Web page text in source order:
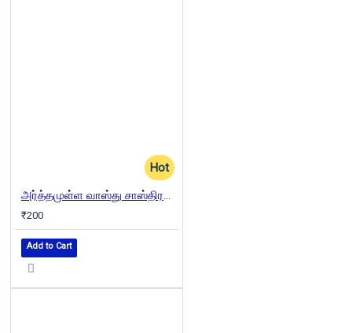
Hot
அர்த்தமுள்ள வாஸ்து சாஸ்திரம் - அதிர்ஷ்டம்
₹200
Add to Cart